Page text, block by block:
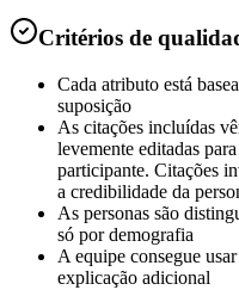
Critérios de
Cada atributo está
suposição
As citações incluídas
levemente editadas
participante. Citações
a credibilidade da
As personas são
só por demografia
A equipe consegue
explicação adicional